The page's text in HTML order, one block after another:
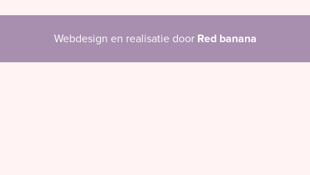
Webdesign en realisatie door Red banana